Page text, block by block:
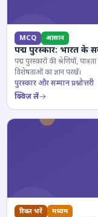
MCQ आसान
पद्म पुरस्कार: भारत के
पद्म पुरस्कारों की श्रेणियों,
विशेषताओं का ज्ञान परखें।
पुरस्कार और सम्मान प्रश्नोत्तरी
क्विज़ लें
रिक्त भरें मध्यम